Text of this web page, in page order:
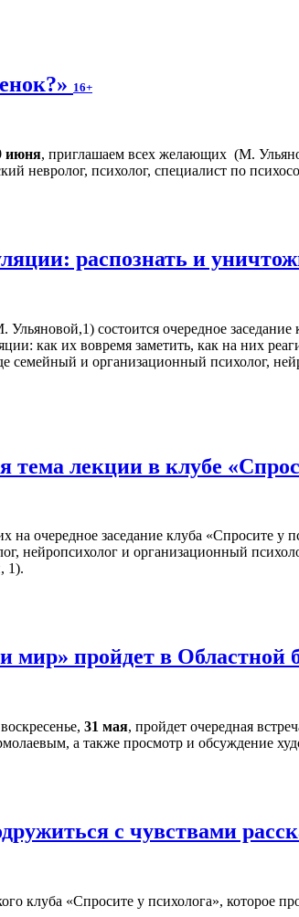
16+
июня, приглашаем всех желающих (М.
невролог, психолог, специалист по
распознать и
состоится очередное заседание
как их вовремя заметить, как на них
семейный и организационный психолог,
тема лекции в клубе
на очередное заседание клуба «Спросите у
нейропсихолог и организационный
1).
мир» пройдет в Областной
31 мая, пройдет очередная
а также просмотр и обсуждение
с чувствами
клуба «Спросите у психолога», которое